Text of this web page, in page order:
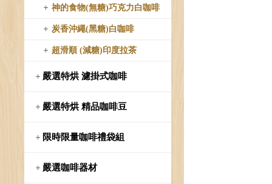
神的食物(無糖)巧克力白咖啡
炭香沖繩(黑糖)白咖啡
超滑順 (減糖)印度拉茶
嚴選特烘 濾掛式咖啡
嚴選特烘 精品咖啡豆
限時限量咖啡禮袋組
嚴選咖啡器材